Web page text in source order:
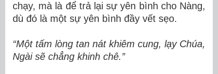
chạy, mà là để trả lại sự yên bình cho Nàng,
dù đó là một sự yên bình đầy vết sẹo.
“Một tấm lòng tan nát khiêm cung, lạy Chúa,
Ngài sẽ chẳng khinh chê.”